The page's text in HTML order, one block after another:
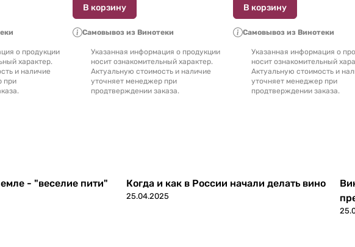
о продукции
характер.
и наличие
при
В корзину
Самовывоз из Винотеки
Указанная информация о продукции
носит ознакомительный характер.
Актуальную стоимость и наличие
уточняет менеджер при
продтверждении заказа.
В корзину
Самовывоз из Винотеки
Указанная информация о
носит ознакомительный
Актуальную стоимость и
уточняет менеджер при
продтверждении заказа.
- "веселие пити" Когда и как в России начали делать вино
25.04.2025
Вино